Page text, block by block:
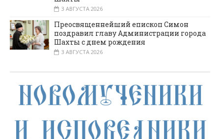
3 АВГУСТА 2026
Преосвященнейший епископ Симон
поздравил главу Администрации города
Шахты с днем рождения
3 АВГУСТА 2026